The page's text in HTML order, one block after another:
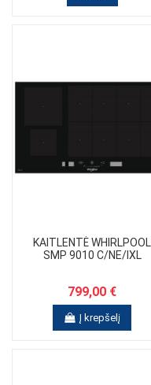
KAITLENTĖ WHIRLPOOL
SMP 9010 C/NE/IXL
799,00 €
Į krepšelį